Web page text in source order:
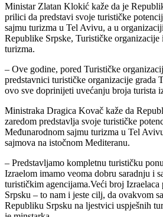
Ministar Zlatan Klokić kaže da je
prilici da predstavi svoje turističke
sajmu turizma u Tel Avivu, a u
Republike Srpske, Turističke
turizma.
– Ove godine, pored Turističke
predstavnici turističke organizacije grada
ovo sve doprinijeti uvećanju broja turista
Ministraka Dragica Kovač kaže da
zaredom predstavlja svoje turističke
Međunarodnom sajmu turizma u Tel
sajmova na istočnom Mediteranu.
– Predstavljamo kompletnu turističku
Izraelom imamo veoma dobru saradnju i
turističkim agencijama.Veći broj Izraelaca
Srpsku – to nam i jeste cilj, da ovakvom
Republiku Srpsku na ljestvici uspješnih